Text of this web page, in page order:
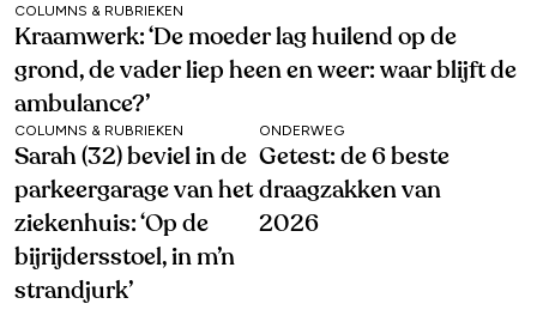
COLUMNS & RUBRIEKEN
Kraamwerk: ‘De moeder lag huilend op de
grond, de vader liep heen en weer: waar blijft de
ambulance?’
COLUMNS & RUBRIEKEN
Sarah (32) beviel in de
parkeergarage van het
ziekenhuis: ‘Op de
bijrijdersstoel, in m’n
strandjurk’
ONDERWEG
Getest: de 6 beste
draagzakken van
2026